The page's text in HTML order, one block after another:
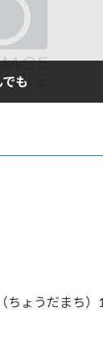
も
ちょうだまち）